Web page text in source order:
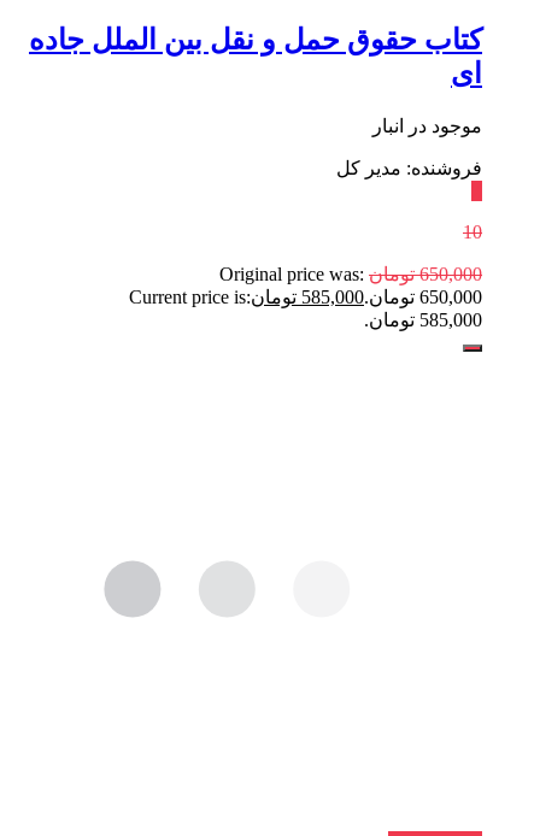
کتاب حقوق حمل و نقل بین الملل جاده
ای
موجود در انبار
فروشنده: مدیر کل
10
650,000 تومان Original price was:
650,000 تومان.
585,000 تومانCurrent price is:
585,000 تومان.